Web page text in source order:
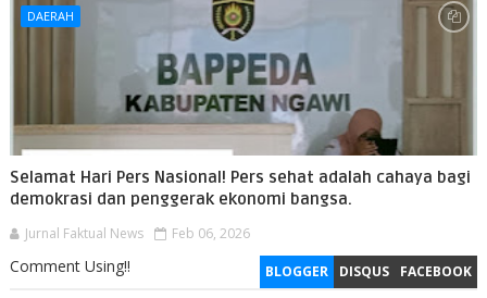
DAERAH
Selamat Hari Pers Nasional! Pers sehat adalah cahaya bagi
demokrasi dan penggerak ekonomi bangsa.
Jurnal Faktual News Feb 06, 2026
BLOGGER DISQUS FACEBOOK
Comment Using!!